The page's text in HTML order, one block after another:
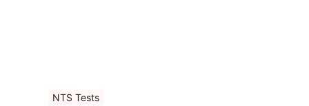
NTS Tests